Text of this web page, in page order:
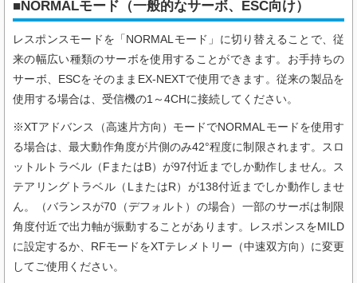
■NORMALモード（一般的なサーボ、ESC向け）
レスポンスモードを「NORMALモード」に切り替えることで、従
来の幅広い種類のサーボを使用することができます。お手持ちの
サーボ、ESCをそのままEX-NEXTで使用できます。従来の製品を
使用する場合は、受信機の1～4CHに接続してください。
※XTアドバンス（高速片方向）モードでNORMALモードを使用す
る場合は、最大動作角度が片側のみ42°程度に制限されます。スロ
ットルトラベル（FまたはB）が97付近までしか動作しません。ス
テアリングトラベル（LまたはR）が138付近までしか動作しませ
ん。（バランスが70（デフォルト）の場合）一部のサーボは制限
角度付近で出力軸が振動することがあります。レスポンスをMILD
に設定するか、RFモードをXTテレメトリー（中速双方向）に変更
してご使用ください。